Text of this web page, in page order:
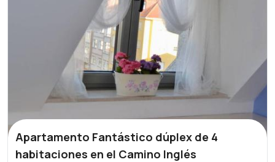
Apartamento Fantástico dúplex de 4
habitaciones en el Camino Inglés